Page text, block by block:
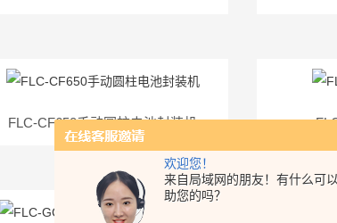
欢迎您！
来自局域网的朋友！有什么可
助您的吗？
FLC-CF650手动圆柱电池封装机